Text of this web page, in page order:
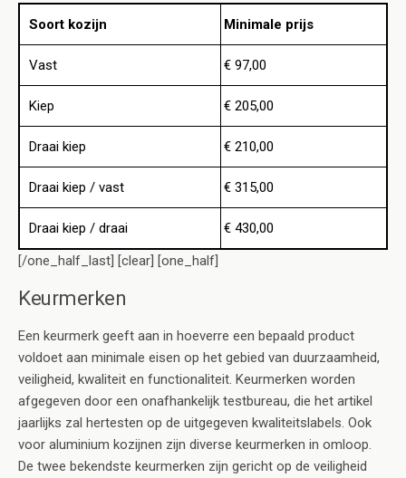
Soort kozijn Minimale prijs
Vast € 97,00
Kiep € 205,00
Draai kiep € 210,00
Draai kiep / vast € 315,00
Draai kiep / draai
€ 430,00
[/one_half_last] [clear] [one_half]
Keurmerken
Een keurmerk geeft aan in hoeverre een bepaald product
voldoet aan minimale eisen op het gebied van duurzaamheid,
veiligheid, kwaliteit en functionaliteit. Keurmerken worden
afgegeven door een onafhankelijk testbureau, die het artikel
jaarlijks zal hertesten op de uitgegeven kwaliteitslabels. Ook
voor aluminium kozijnen zijn diverse keurmerken in omloop.
De twee bekendste keurmerken zijn gericht op de veiligheid